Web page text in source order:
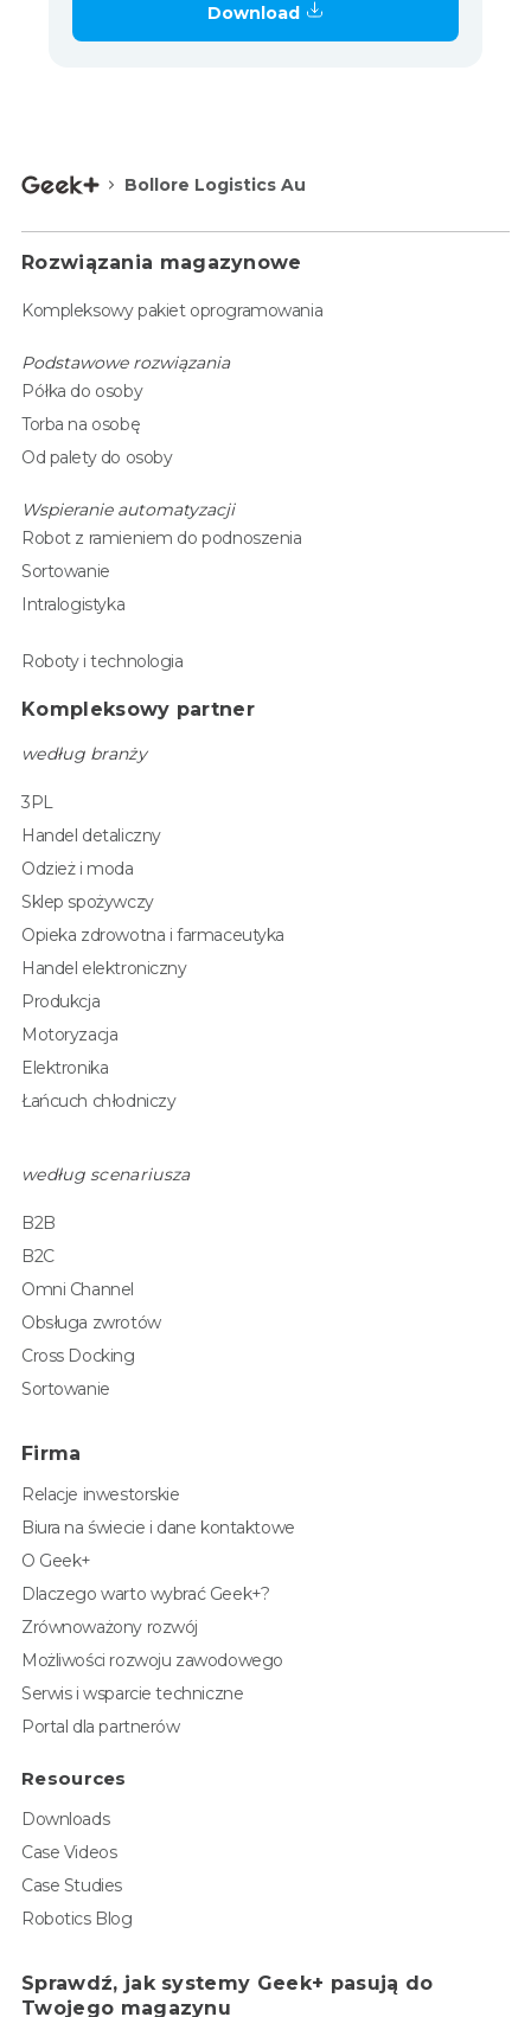
Download
Bollore Logistics Au
Rozwiązania magazynowe
Kompleksowy pakiet oprogramowania
Podstawowe rozwiązania
Półka do osoby
Torba na osobę
Od palety do osoby
Wspieranie automatyzacji
Robot z ramieniem do podnoszenia
Sortowanie
Intralogistyka
Roboty i technologia
Kompleksowy partner
według branży
3PL
Handel detaliczny
Odzież i moda
Sklep spożywczy
Opieka zdrowotna i farmaceutyka
Handel elektroniczny
Produkcja
Motoryzacja
Elektronika
Łańcuch chłodniczy
według scenariusza
B2B
B2C
Omni Channel
Obsługa zwrotów
Cross Docking
Sortowanie
Firma
Relacje inwestorskie
Biura na świecie i dane kontaktowe
O Geek+
Dlaczego warto wybrać Geek+?
Zrównoważony rozwój
Możliwości rozwoju zawodowego
Serwis i wsparcie techniczne
Portal dla partnerów
Resources
Downloads
Case Videos
Case Studies
Robotics Blog
Sprawdź, jak systemy Geek+ pasują do
Twojego magazynu